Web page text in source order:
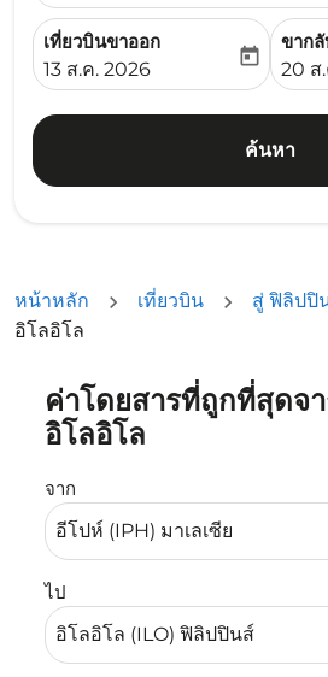
เที่ยวบินขาออก
fc-booking-departure-date-
13 ส.ค. 2026
today
ขาก
fc-
20 ส
ค้นหา
หน้าหลัก เที่ยวบิน สู่ ฟิลิปปิ
อิโลอิโล
ค่าโดยสารที่ถูกที่สุดจ
อิโลอิโล
จาก
ไป
ลองอัปเดตเส้นทางของคุณ (ต้นท